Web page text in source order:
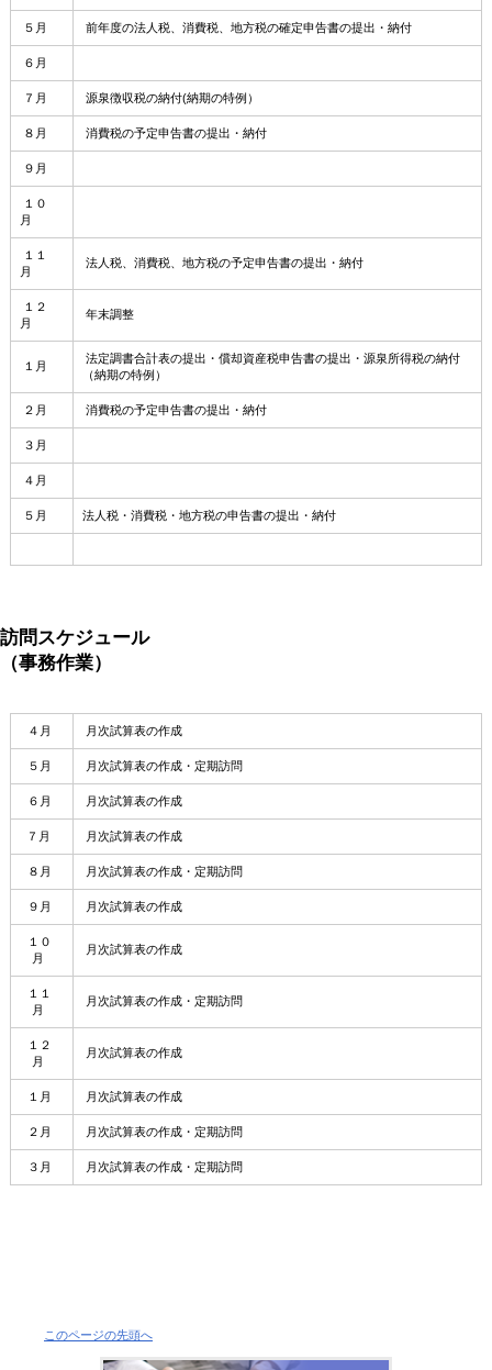
５月 前年度の法人税、消費税、地方税の確定申告書の提出・納付
６月
７月 源泉徴収税の納付(納期の特例）
８月 消費税の予定申告書の提出・納付
９月
１０
月
１１
月
法人税、消費税、地方税の予定申告書の提出・納付
１２
月
年末調整
１月
法定調書合計表の提出・償却資産税申告書の提出・源泉所得税の納付
（納期の特例）
２月 消費税の予定申告書の提出・納付
３月
４月
５月 法人税・消費税・地方税の申告書の提出・納付
訪問スケジュール
（事務作業）
４月 月次試算表の作成
５月 月次試算表の作成・定期訪問
６月 月次試算表の作成
７月 月次試算表の作成
８月 月次試算表の作成・定期訪問
９月 月次試算表の作成
１０
月
月次試算表の作成
１１
月
月次試算表の作成・定期訪問
１２
月
月次試算表の作成
１月 月次試算表の作成
２月 月次試算表の作成・定期訪問
３月 月次試算表の作成・定期訪問
このページの先頭へ